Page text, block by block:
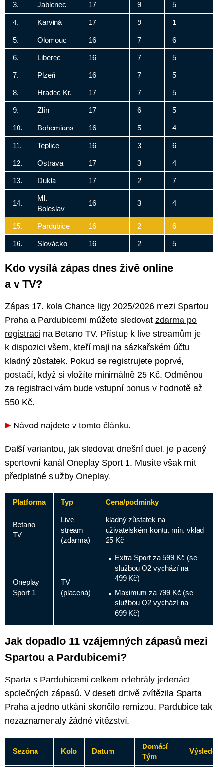
3. Jablonec 17 9 5 3
4. Karviná 17 9 1 7
5. Olomouc 16 7 6 3
6. Liberec 16 7 5 4
7. Plzeň 16 7 5 4
8. Hradec Kr. 17 7 5 5
9. Zlín 17 6 5 6
10. Bohemians 16 5 4 7
11. Teplice 16 3 6 7
12. Ostrava 17 3 4
13. Dukla 17 2 7 8
14.
Ml.
Boleslav
16 3 4 9
15. Pardubice 16 2 6 8
16. Slovácko 16 2 5 9
Kdo vysílá zápas dnes živě online
a v TV?
Zápas 17. kola Chance ligy 2025/2026 mezi Spartou
Praha a Pardubicemi můžete sledovat zdarma po
registraci na Betano TV. Přístup k live streamům je
k dispozici všem, kteří mají na sázkařském účtu
kladný zůstatek. Pokud se registrujete poprvé,
postačí, když si vložíte minimálně 25 Kč. Odměnou
za registraci vám bude vstupní bonus v hodnotě až
550 Kč.
Návod najdete v tomto článku.
Další variantou, jak sledovat dnešní duel, je placený
sportovní kanál Oneplay Sport 1. Musíte však mít
předplatné služby Oneplay.
Platforma Typ Cena/podmínky
Betano
TV
Live
stream
(zdarma)
kladný zůstatek na
uživatelském kontu, min. vklad
25 Kč
Oneplay
Sport 1
TV
(placená)
Extra Sport za 599 Kč (se
službou O2 vychází na
499 Kč)
Maximum za 799 Kč (se
službou O2 vychází na
699 Kč)
Jak dopadlo 11 vzájemných zápasů mezi
Spartou a Pardubicemi?
Sparta s Pardubicemi celkem odehrály jedenáct
společných zápasů. V deseti drtivě zvítězila Sparta
Praha a jedno utkání skončilo remízou. Pardubice tak
nezaznamenaly žádné vítězství.
Sezóna Kolo Datum
Domácí
Tým